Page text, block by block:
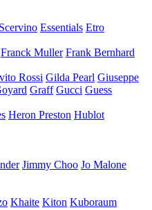
Essentials Etro
Franck Muller Frank Bernhard
Rossi Gilda Pearl Giuseppe
Graff Gucci Guess
Heron Preston Hublot
Jimmy Choo Jo Malone
Khaite Kiton Kuboraum